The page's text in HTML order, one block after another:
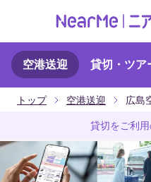
特徴
ご利用方法
空港送迎 貸切・ツア
トップ 空港送迎 広島
貸切をご利